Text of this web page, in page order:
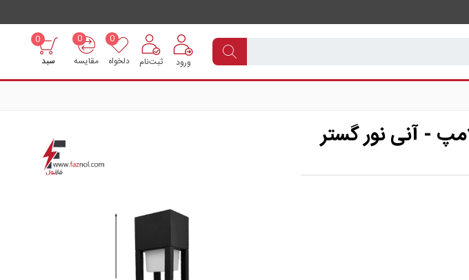
ورود ثبت‌نام دلخواه
0
مقایسه
0
0
سبد
- آنی نور گستر